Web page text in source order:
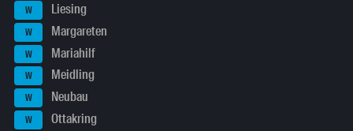
W Liesing
W Margareten
W Mariahilf
W Meidling
W Neubau
W Ottakring